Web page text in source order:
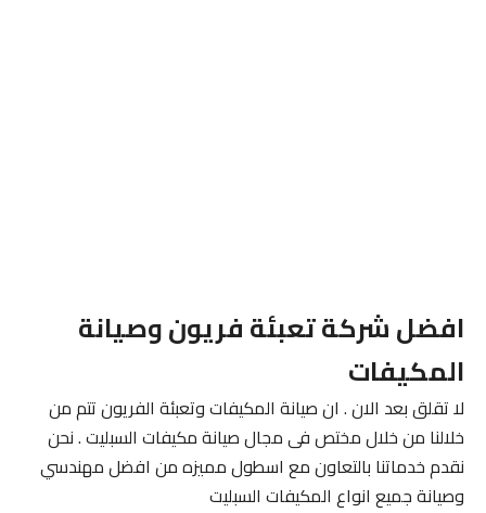
افضل شركة تعبئة فريون وصيانة
المكيفات
لا تقلق بعد الان . ان صيانة المكيفات وتعبئة الفريون تتم من
خلالنا من خلال مختص فى مجال صيانة مكيفات السبليت . نحن
نقدم خدماتنا بالتعاون مع اسطول مميزه من افضل مهندسي
وصيانة جميع انواع المكيفات السبليت